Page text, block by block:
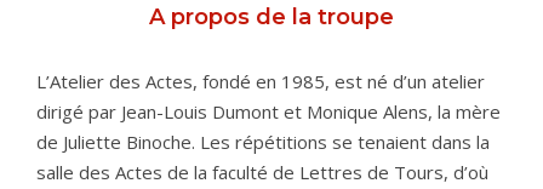
A propos de la troupe
L’Atelier des Actes, fondé en 1985, est né d’un atelier
dirigé par Jean-Louis Dumont et Monique Alens, la mère
de Juliette Binoche. Les répétitions se tenaient dans la
salle des Actes de la faculté de Lettres de Tours, d’où